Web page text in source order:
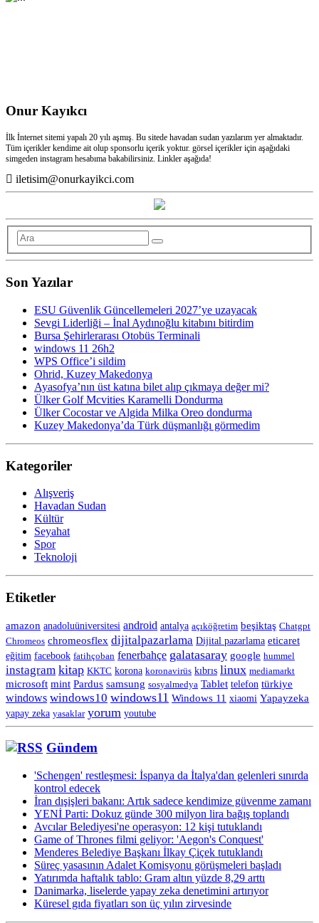
Onur Kayıkcı
İlk İnternet sitemi yapalı 20 yılı aşmış. Bu sitede havadan sudan yazılarım yer almaktadır.
Tüm içerikler kendime ait olup sponsorlu içerik yoktur. görsel içerikler için aşağıdaki
simgeden instagram hesabıma bakabilirsiniz. Linkler aşağıda!
iletisim@onurkayikci.com
Son Yazılar
ESU Güvenlik Güncellemeleri 2027’ye uzayacak
Sevgi Liderliği – İnal Aydınoğlu kitabını bitirdim
Bursa Şehirlerarası Otobüs Terminali
windows 11 26h2
WPS Office’i sildim
Ohrid, Kuzey Makedonya
Ayasofya’nın üst katına bilet alıp çıkmaya değer mi?
Ülker Golf Mcvities Karamelli Dondurma
Ülker Cocostar ve Algida Milka Oreo dondurma
Kuzey Makedonya’da Türk düşmanlığı görmedim
Kategoriler
Alışveriş
Havadan Sudan
Kültür
Seyahat
Spor
Teknoloji
Etiketler
amazon anadoluüniversitesi android antalya açıköğretim beşiktaş Chatgpt
Chromeos chromeosflex dijitalpazarlama Dijital pazarlama eticaret
eğitim facebook fatihçoban fenerbahçe galatasaray google hummel
instagram kitap KKTC korona koronavirüs kıbrıs linux mediamarkt
microsoft mint Pardus samsung sosyalmedya Tablet telefon türkiye
windows windows10 windows11 Windows 11 xiaomi Yapayzeka
yapay zeka yasaklar yorum youtube
Gündem
'Schengen' restleşmesi: İspanya da İtalya'dan gelenleri sınırda
kontrol edecek
İran dışişleri bakanı: Artık sadece kendimize güvenme zamanı
YENİ Parti: Dokuz günde 300 milyon lira bağış toplandı
Avcılar Belediyesi'ne operasyon: 12 kişi tutuklandı
Game of Thrones filmi geliyor: 'Aegon's Conquest'
Menderes Belediye Başkanı İlkay Çiçek tutuklandı
Süreç yasasının Adalet Komisyonu görüşmeleri başladı
Yatırımda haftalık tablo: Gram altın yüzde 8,29 arttı
Danimarka, liselerde yapay zeka denetimini artırıyor
Küresel gıda fiyatları son üç yılın zirvesinde